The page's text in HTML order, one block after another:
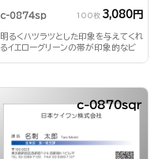
c-0874sp 100枚 3,080円
明るくハツラツとした印象を与えてくれ
るイエローグリーンの帯が印象的なビ
c-0870sqr